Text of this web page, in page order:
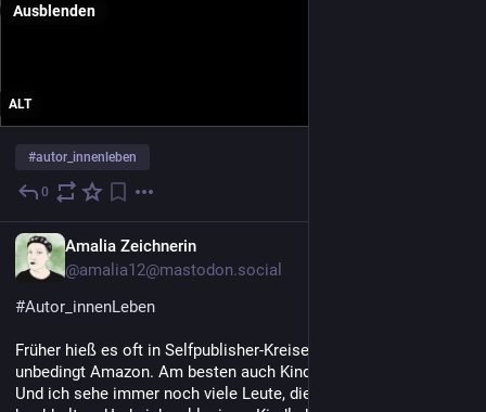
ALT
Ausblenden
#autor_innenleben
0
Amalia Zeichnerin
@amalia12@mastodon.social
#Autor_innenLeben
Früher hieß es oft in Selfpublisher-Kreisen: "Du brauchst
unbedingt Amazon. Am besten auch Kindle Unlimited!"
Und ich sehe immer noch viele Leute, die diese Idee